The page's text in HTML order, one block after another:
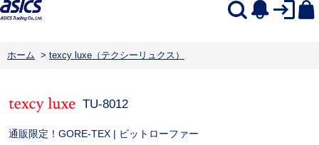
ホーム > texcy luxe（テクシーリュクス）
TU-8012
通販限定！GORE-TEX | ビットローファー